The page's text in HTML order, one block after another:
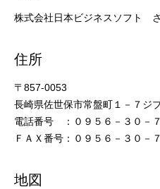
株式会社日本ビジネスソフト
住所
〒857-0053
長崎県佐世保市常盤町１－７ジ
電話番号 ：０９５６－３０－
ＦＡＸ番号：０９５６－３０－
地図